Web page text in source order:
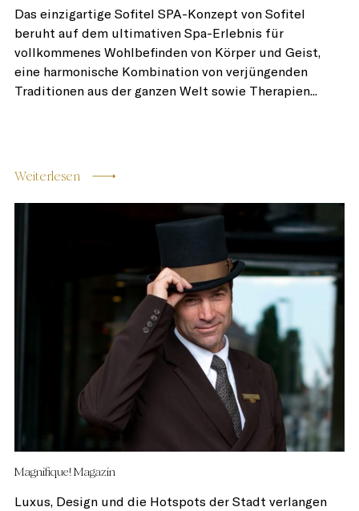
Das einzigartige Sofitel SPA-Konzept von Sofitel
beruht auf dem ultimativen Spa-Erlebnis für
vollkommenes Wohlbefinden von Körper und Geist,
eine harmonische Kombination von verjüngenden
Traditionen aus der ganzen Welt sowie Therapien...
Weiterlesen
Magnifique! Magazin
Luxus, Design und die Hotspots der Stadt verlangen